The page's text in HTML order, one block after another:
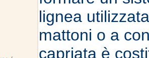
lignea
mattoni o a
capriata è